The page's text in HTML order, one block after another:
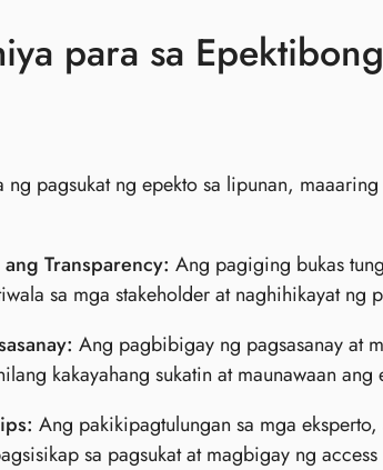
para sa
pagsukat ng epekto sa lipunan,
Transparency: Ang pagiging bukas
sa mga stakeholder at naghihikayat ng
Ang pagbibigay ng pagsasanay at
kakayahang sukatin at maunawaan
Ang pakikipagtulungan sa mga
sa pagsukat at magbigay ng